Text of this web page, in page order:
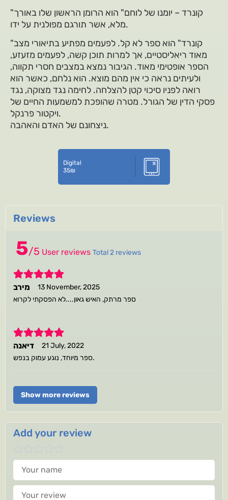
"קונרד – יומנו של לוחם" הוא הרומן הראשון שלו באורך
מלא, אשר תורגם מפולנית על ידו.
"קונרד" הוא ספר לא קל. לפעמים מפתיע בתיאורי מצב
מאוד ריאליסטיים, אך למרות תוכן קשה, לפעמים מזעזע,
הספר אופטימי מאוד. הגיבור נמצא במצבים חסרי תקווה,
ולעיתים נראה כי אין מהם מוצא. הוא נלחם, כאשר הוא
רואה לפניו סיכוי קטן להצלחה. לחימה נגד מצוקה, נגד
פסקי הדין של הגורל. מטרה שהופכת למשמעות החיים של
ויקטור פרנקל.
ניצחונם של האדם והאהבה.
Digital
35₪
Reviews
5/5 User reviews Total 2 reviews
5
מירב
13 November, 2025
ספר מרתק, האיש גאון....לא הפסקתי לקרוא
5
דיאנה
21 July, 2022
ספר מיוחד, נוגע עמוק בנפש.
Show more reviews
Add your review
Your name
Your review